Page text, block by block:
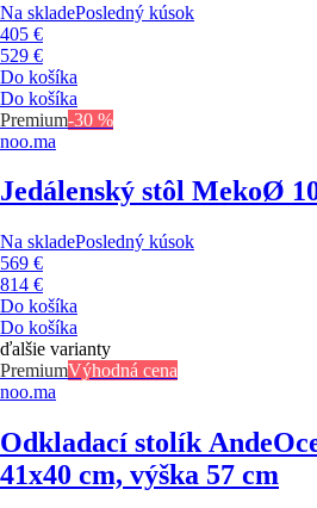
Na skladePosledný kúsok
405 €
529 €
Do košíka
Do košíka
Premium-30 %
noo.ma
Jedálenský stôl MekoØ
Na skladePosledný kúsok
569 €
814 €
Do košíka
Do košíka
ďalšie varianty
PremiumVýhodná cena
noo.ma
Odkladací stolík Ande
41x40 cm, výška 57 cm